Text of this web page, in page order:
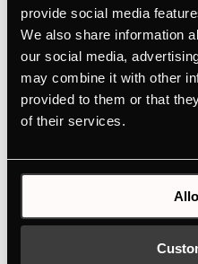
provide social media
We also share information
our social media,
may combine it with other
provided to them or that
of their services.
Цвят